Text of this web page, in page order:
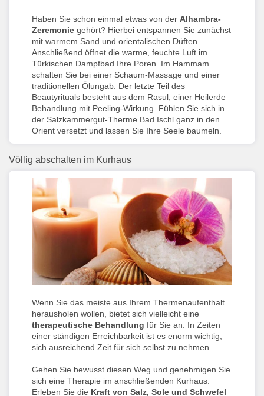
Haben Sie schon einmal etwas von der Alhambra-
Zeremonie gehört? Hierbei entspannen Sie zunächst
mit warmem Sand und orientalischen Düften.
Anschließend öffnet die warme, feuchte Luft im
Türkischen Dampfbad Ihre Poren. Im Hammam
schalten Sie bei einer Schaum-Massage und einer
traditionellen Ölungab. Der letzte Teil des
Beautyrituals besteht aus dem Rasul, einer Heilerde
Behandlung mit Peeling-Wirkung. Fühlen Sie sich in
der Salzkammergut-Therme Bad Ischl ganz in den
Orient versetzt und lassen Sie Ihre Seele baumeln.
Völlig abschalten im Kurhaus
Wenn Sie das meiste aus Ihrem Thermenaufenthalt
herausholen wollen, bietet sich vielleicht eine
therapeutische Behandlung für Sie an. In Zeiten
einer ständigen Erreichbarkeit ist es enorm wichtig,
sich ausreichend Zeit für sich selbst zu nehmen.
Gehen Sie bewusst diesen Weg und genehmigen Sie
sich eine Therapie im anschließenden Kurhaus.
Erleben Sie die Kraft von Salz, Sole und Schwefel